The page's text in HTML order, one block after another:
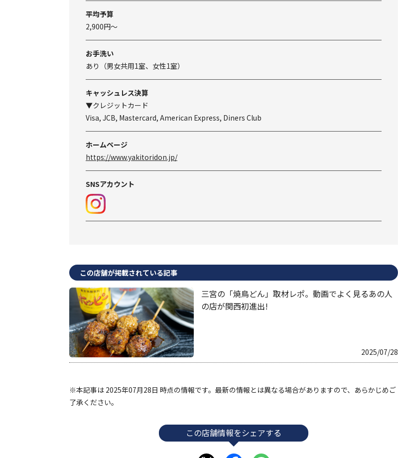
平均予算
2,900円～
お手洗い
あり（男女共用1室、女性1室）
キャッシュレス決算
▼クレジットカード
Visa, JCB, Mastercard, American Express, Diners Club
ホームページ
https://www.yakitoridon.jp/
SNSアカウント
この店舗が掲載されている記事
三宮の「焼鳥どん」取材レポ。動画でよく見るあの人
の店が関西初進出!
2025/07/28
※本記事は 2025年07月28日 時点の情報です。最新の情報とは異なる場合がありますので、あらかじめご
了承ください。
この店舗情報をシェアする